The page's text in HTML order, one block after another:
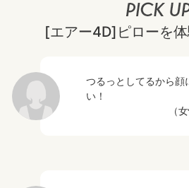
[エアー4D]ピローを
つるっとしてるから顔
い！
（